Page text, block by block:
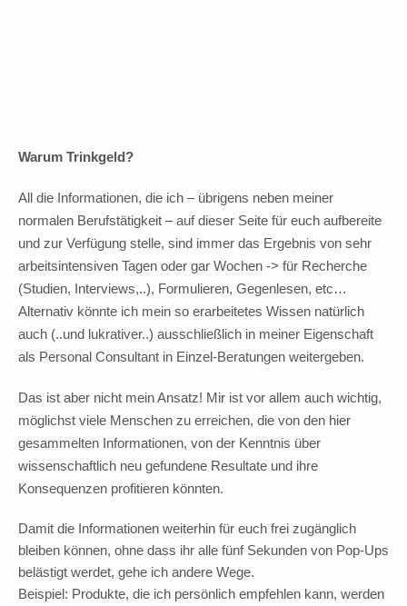
Warum Trinkgeld?
All die Informationen, die ich – übrigens neben meiner
normalen Berufstätigkeit – auf dieser Seite für euch aufbereite
und zur Verfügung stelle, sind immer das Ergebnis von sehr
arbeitsintensiven Tagen oder gar Wochen -> für Recherche
(Studien, Interviews,..), Formulieren, Gegenlesen, etc…
Alternativ könnte ich mein so erarbeitetes Wissen natürlich
auch (..und lukrativer..) ausschließlich in meiner Eigenschaft
als Personal Consultant in Einzel-Beratungen weitergeben.
Das ist aber nicht mein Ansatz! Mir ist vor allem auch wichtig,
möglichst viele Menschen zu erreichen, die von den hier
gesammelten Informationen, von der Kenntnis über
wissenschaftlich neu gefundene Resultate und ihre
Konsequenzen profitieren könnten.
Damit die Informationen weiterhin für euch frei zugänglich
bleiben können, ohne dass ihr alle fünf Sekunden von Pop-Ups
belästigt werdet, gehe ich andere Wege.
Beispiel: Produkte, die ich persönlich empfehlen kann, werden